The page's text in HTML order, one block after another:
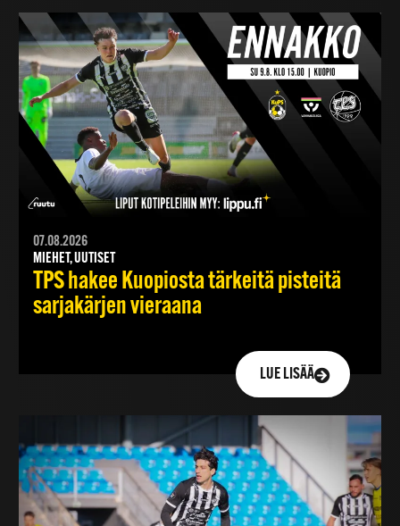
07.08.2026
MIEHET, UUTISET
TPS hakee Kuopiosta tärkeitä pisteitä
sarjakärjen vieraana
LUE LISÄÄ